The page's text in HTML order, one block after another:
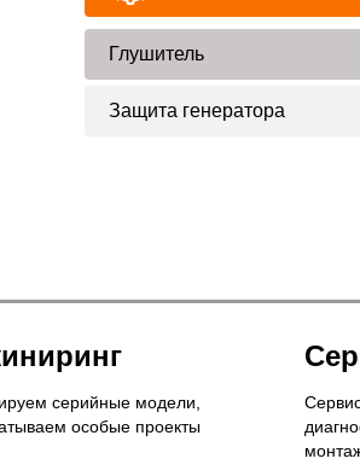
Глушитель
Защита генератора
серийные модели,
особые проекты